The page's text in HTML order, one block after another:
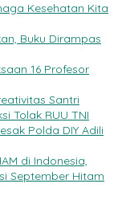
Kesehatan Kita
Buku Dirampas
16 Profesor
Santri
Tolak RUU TNI
Polda DIY Adili
di Indonesia,
September Hitam